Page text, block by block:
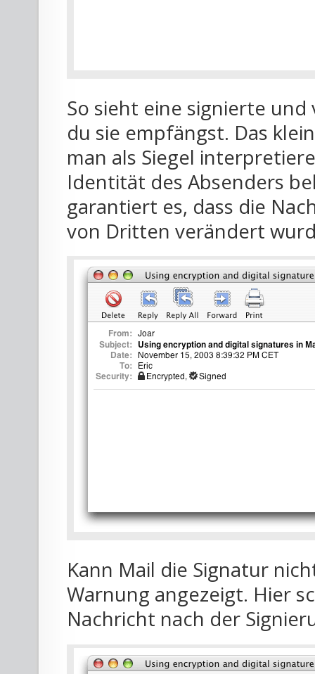
So sieht eine signierte
du sie empfängst. Das
man als Siegel
Identität des Absenders
garantiert es, dass die
von Dritten verändert
Kann Mail die Signatur
Warnung angezeigt. Hier
Nachricht nach der